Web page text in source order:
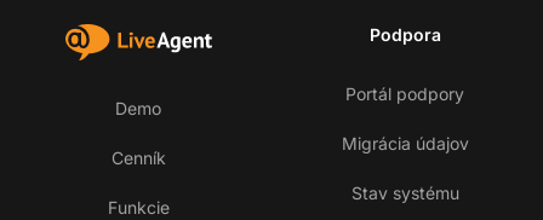
Demo
Cenník
Funkcie
Podpora
Portál podpory
Migrácia údajov
Stav systému